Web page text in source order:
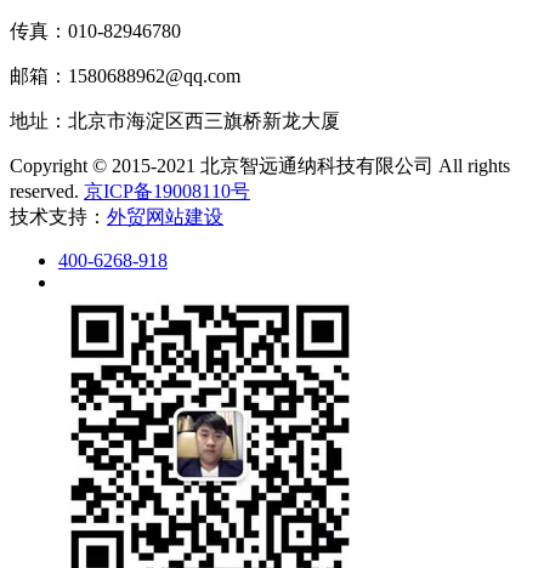
传真：010-82946780
邮箱：1580688962@qq.com
地址：北京市海淀区西三旗桥新龙大厦
Copyright © 2015-2021 北京智远通纳科技有限公司 All rights
reserved. 京ICP备19008110号
技术支持： 外贸网站建设
400-6268-918